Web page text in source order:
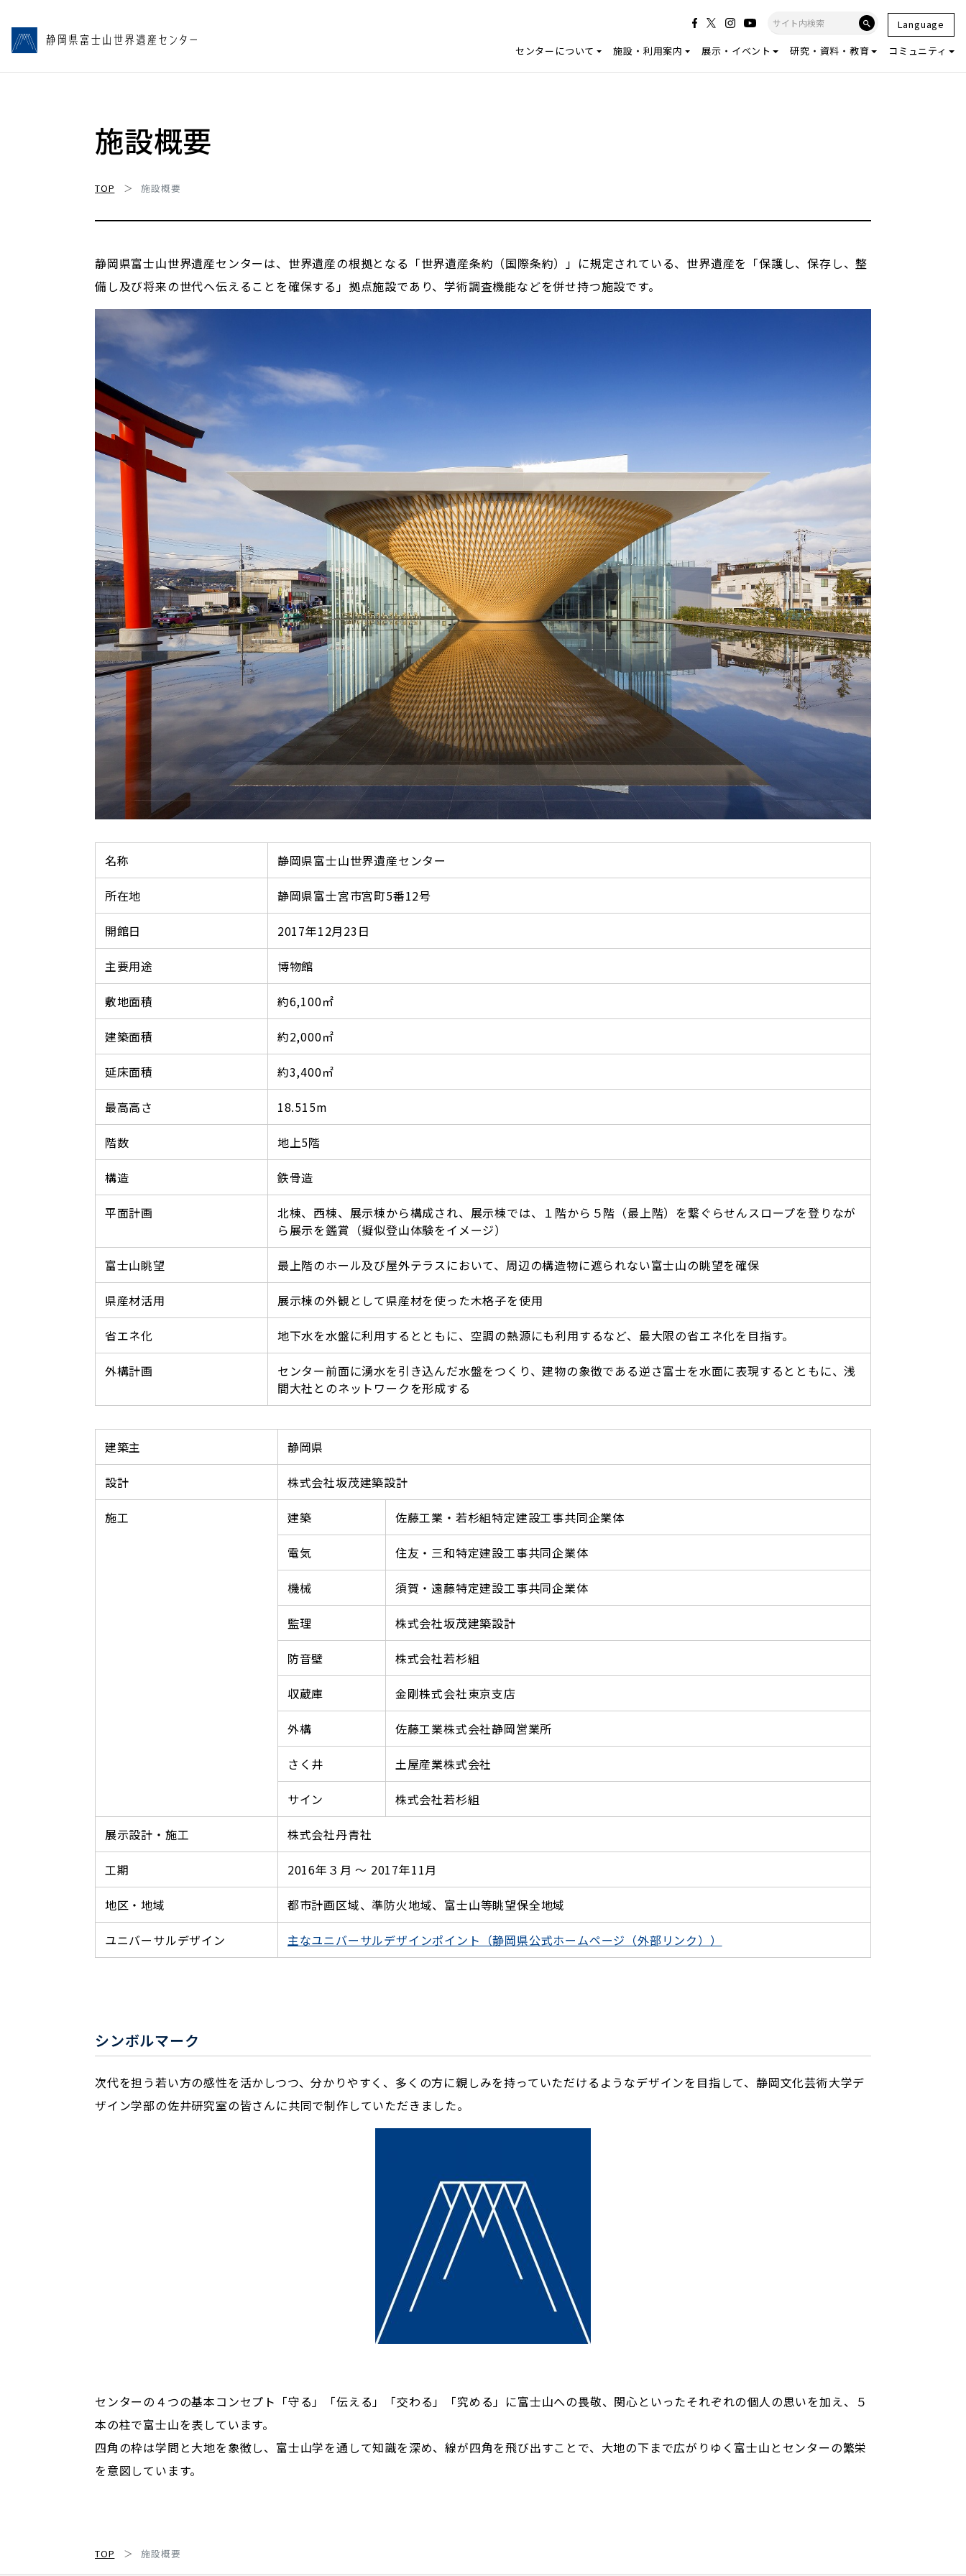
センターについて 施設・利用案内 展示・イベント 研究・資料・教育 コミュニティ
Language
施設概要
TOP 施設概要
静岡県富士山世界遺産センターは、世界遺産の根拠となる「世界遺産条約（国際条約）」に規定されている、世界遺産を「保護し、保存し、整
備し及び将来の世代へ伝えることを確保する」拠点施設であり、学術調査機能などを併せ持つ施設です。
名称 静岡県富士山世界遺産センター
所在地 静岡県富士宮市宮町5番12号
開館日 2017年12月23日
主要用途 博物館
敷地面積 約6,100㎡
建築面積 約2,000㎡
延床面積 約3,400㎡
最高高さ 18.515m
階数 地上5階
構造 鉄骨造
平面計画
北棟、西棟、展示棟から構成され、展示棟では、１階から５階（最上階）を繋ぐらせんスロープを登りなが
ら展示を鑑賞（擬似登山体験をイメージ）
富士山眺望 最上階のホール及び屋外テラスにおいて、周辺の構造物に遮られない富士山の眺望を確保
県産材活用 展示棟の外観として県産材を使った木格子を使用
省エネ化 地下水を水盤に利用するとともに、空調の熱源にも利用するなど、最大限の省エネ化を目指す。
外構計画
センター前面に湧水を引き込んだ水盤をつくり、建物の象徴である逆さ富士を水面に表現するとともに、浅
間大社とのネットワークを形成する
建築主 静岡県
設計 株式会社坂茂建築設計
施工 建築 佐藤工業・若杉組特定建設工事共同企業体
電気 住友・三和特定建設工事共同企業体
機械 須賀・遠藤特定建設工事共同企業体
監理 株式会社坂茂建築設計
防音壁 株式会社若杉組
収蔵庫 金剛株式会社東京支店
外構 佐藤工業株式会社静岡営業所
さく井 土屋産業株式会社
サイン 株式会社若杉組
展示設計・施工 株式会社丹青社
工期 2016年３月 ～ 2017年11月
地区・地域 都市計画区域、準防火地域、富士山等眺望保全地域
ユニバーサルデザイン 主なユニバーサルデザインポイント（静岡県公式ホームページ（外部リンク））
シンボルマーク
次代を担う若い方の感性を活かしつつ、分かりやすく、多くの方に親しみを持っていただけるようなデザインを目指して、静岡文化芸術大学デ
ザイン学部の佐井研究室の皆さんに共同で制作していただきました。
センターの４つの基本コンセプト「守る」「伝える」「交わる」「究める」に富士山への畏敬、関心といったそれぞれの個人の思いを加え、５
本の柱で富士山を表しています。
四角の枠は学問と大地を象徴し、富士山学を通して知識を深め、線が四角を飛び出すことで、大地の下まで広がりゆく富士山とセンターの繁栄
を意図しています。
TOP 施設概要